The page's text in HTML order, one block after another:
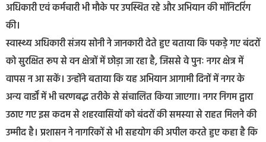
अधिकारी एवं कर्मचारी भी मौके पर उपस्थित रहे और अभियान की मॉनिटरिंग
की।
स्वास्थ्य अधिकारी संजय सोनी ने जानकारी देते हुए बताया कि पकड़े गए बंदरों
को सुरक्षित रूप से वन क्षेत्रों में छोड़ा जा रहा है, जिससे वे पुनः नगर क्षेत्र में
वापस न आ सकें। उन्होंने बताया कि यह अभियान आगामी दिनों में नगर के
अन्य वार्डों में भी चरणबद्ध तरीके से संचालित किया जाएगा। नगर निगम द्वारा
उठाए गए इस कदम से शहरवासियों को बंदरों की समस्या से राहत मिलने की
उम्मीद है। प्रशासन ने नागरिकों से भी सहयोग की अपील करते हुए कहा है कि